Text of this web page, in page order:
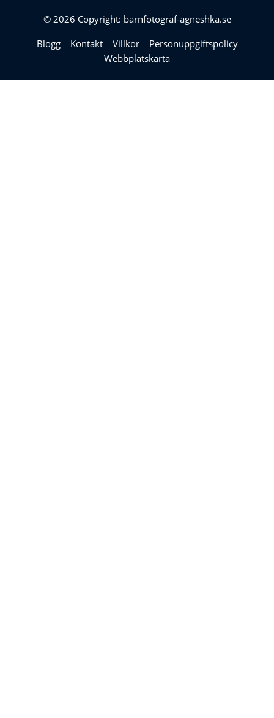
© 2026 Copyright: barnfotograf-agneshka.se
Blogg
Kontakt Villkor
Personuppgiftspolicy
Webbplatskarta